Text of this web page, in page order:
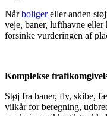
Nårboligereller anden
veje, baner, lufthavne
forsinke vurderingen af
Komplekse
Støj fra baner, fly, skibe,
vilkår for beregning,